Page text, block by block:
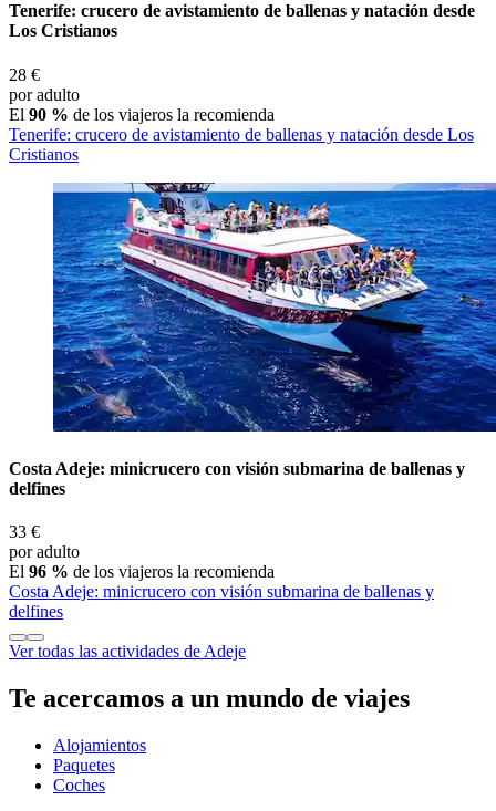
Tenerife: crucero de avistamiento de ballenas y natación desde
Los Cristianos
28 €
por adulto
El 90 % de los viajeros la recomienda
Tenerife: crucero de avistamiento de ballenas y natación desde Los
Cristianos
Costa Adeje: minicrucero con visión submarina de ballenas y
delfines
33 €
por adulto
El 96 % de los viajeros la recomienda
Costa Adeje: minicrucero con visión submarina de ballenas y
delfines
Ver todas las actividades de Adeje
Te acercamos a un mundo de viajes
Alojamientos
Paquetes
Coches